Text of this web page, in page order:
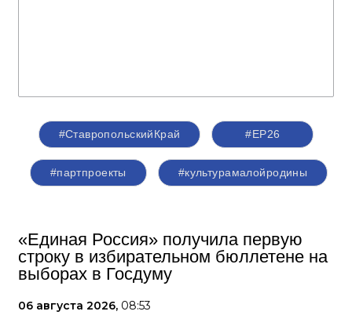
#СтавропольскийКрай #ЕР26
#партпроекты #культурамалойродины
«Единая Россия» получила первую
строку в избирательном бюллетене на
выборах в Госдуму
06 августа 2026, 08:53